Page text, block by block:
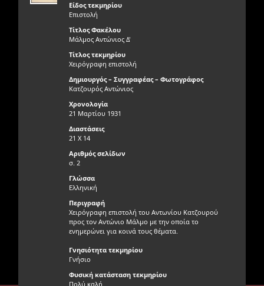
Είδος τεκμηρίου
Επιστολή
Τίτλος Φακέλου
Μάλμος Αντώνιος Δ'
Τίτλος τεκμηρίου
Χειρόγραφη επιστολή
Δημιουργός – Συγγραφέας – Φωτογράφος
Κατζουρός Αντώνιος
Χρονολογία
21 Μαρτίου 1931
Διαστάσεις
21 Χ 14
Αριθμός σελίδων
σ. 2
Γλώσσα
Ελληνική
Περιγραφή
Χειρόγραφη επιστολή του Αντωνίου Κατζουρού
προς τον Αντώνιο Μάλμο με την οποία το
ενημερώνει για κοινά τους θέματα.
Γνησιότητα τεκμηρίου
Γνήσιο
Φυσική κατάσταση τεκμηρίου
Πολύ καλή